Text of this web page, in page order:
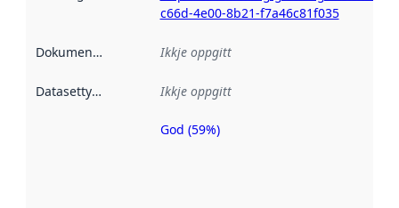
c66d-4e00-8b21-f7a46c81f035
Dokumentasjon Ikkje oppgitt
Datasettype Ikkje oppgitt
Metadatakvalitet
God (59%)